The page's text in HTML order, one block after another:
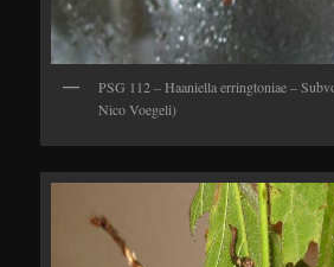
PSG 112 – Haaniella erringtoniae –
Nico Voegeli)